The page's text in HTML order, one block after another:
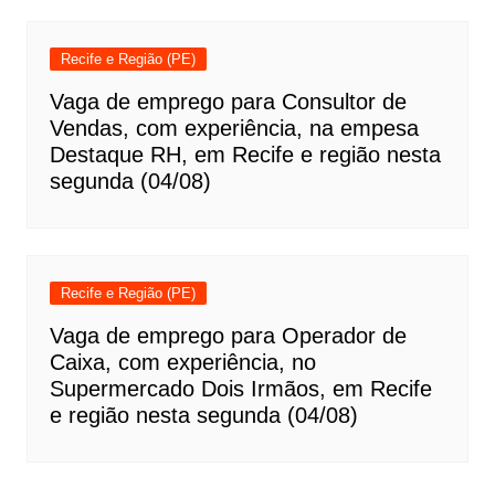
Recife e Região (PE)
Vaga de emprego para Consultor de
Vendas, com experiência, na empesa
Destaque RH, em Recife e região nesta
segunda (04/08)
Recife e Região (PE)
Vaga de emprego para Operador de
Caixa, com experiência, no
Supermercado Dois Irmãos, em Recife
e região nesta segunda (04/08)